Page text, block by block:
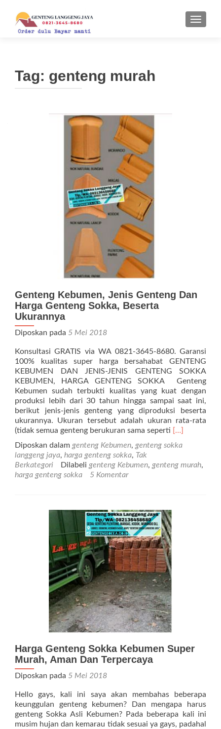
TUKAR
Tag: genteng murah
Genteng Kebumen, Jenis Genteng Dan
Harga Genteng Sokka, Beserta
Ukurannya
Diposkan pada 5 Mei 2018
Konsultasi GRATIS via WA 0821-3645-8680. Garansi
100% kualitas super harga bersahabat GENTENG
KEBUMEN DAN JENIS-JENIS GENTENG SOKKA
KEBUMEN, HARGA GENTENG SOKKA Genteng
Kebumen sudah terbukti kualitas yang kuat dengan
produksi lebih dari 30 tahun hingga sampai saat ini,
berikut jenis-jenis genteng yang diproduksi beserta
ukurannya. Ukuran tersebut adalah ukuran rata-rata
(tidak semua genteng berukuran sama seperti Selengkapnya
Kebumen,
Genteng
[…]
Diposkan dalam genteng Kebumen, genteng sokka
langgeng jaya, harga genteng sokka, Tak
Berkategori
Dilabeli genteng Kebumen, genteng murah,
harga genteng sokka
5 Komentar
Harga Genteng Sokka Kebumen Super
Murah, Aman Dan Terpercaya
Diposkan pada 5 Mei 2018
Hello gays, kali ini saya akan membahas beberapa
keunggulan genteng kebumen? Dan mengapa harus
genteng Sokka Asli Kebumen? Pada beberapa kali ini
musim hujan dan kemarau tidak sesuai ya gays, padahal